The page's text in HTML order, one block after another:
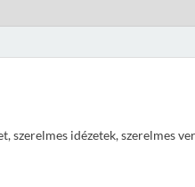
idézetek, szerelmes